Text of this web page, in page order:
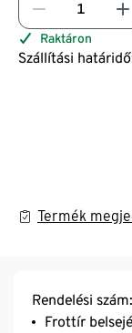
Raktáron
Szállítási
Termék
Rendelési
Frottír